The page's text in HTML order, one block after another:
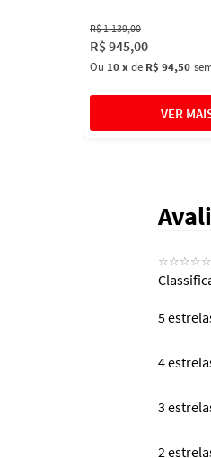
R$1.139,00
R$945,00
Ou 10xde R$ 94,50
☆☆☆☆☆
5
4
3
2